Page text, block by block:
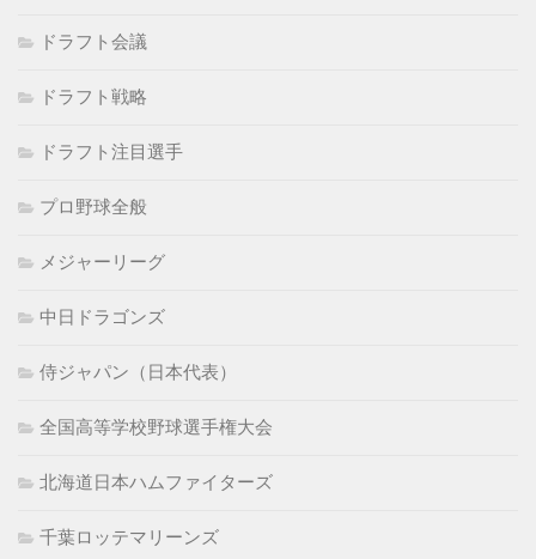
ドラフト会議
ドラフト戦略
ドラフト注目選手
プロ野球全般
メジャーリーグ
中日ドラゴンズ
侍ジャパン（日本代表）
全国高等学校野球選手権大会
北海道日本ハムファイターズ
千葉ロッテマリーンズ